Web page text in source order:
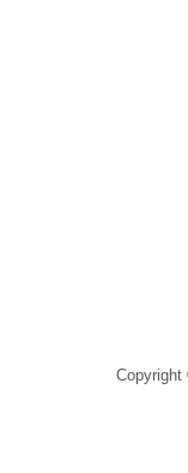
Copyright